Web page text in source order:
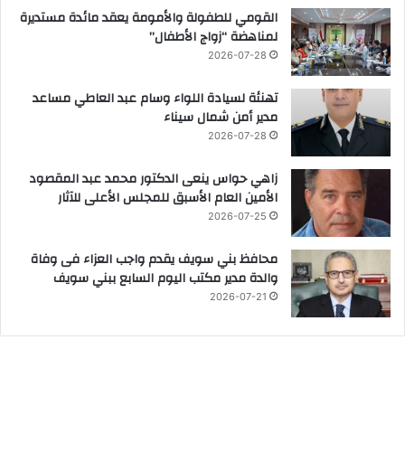
القومي للطفولة والأمومة يعقد مائدة مستديرة
لمناهضة “زواج الأطفال”
2026-07-28
تهنئة لسيادة اللواء وسام عبد العاطي مساعد
مدير أمن شمال سيناء
2026-07-28
زاهي حواس ينعى الدكتور محمد عبد المقصود
الأمين العام الأسبق للمجلس الأعلى للآثار
2026-07-25
محافظ بني سويف يقدم واجب العزاء فى وفاة
والدة مدير مكتب اليوم السابع ببني سويف
2026-07-21